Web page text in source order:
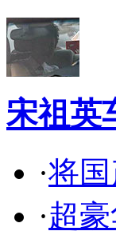
宋祖英
·将
·超